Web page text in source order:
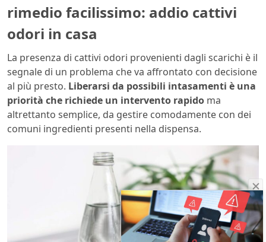
rimedio facilissimo: addio cattivi
odori in casa
La presenza di cattivi odori provenienti dagli scarichi è il
segnale di un problema che va affrontato con decisione
al più presto. Liberarsi da possibili intasamenti è una
priorità che richiede un intervento rapido ma
altrettanto semplice, da gestire comodamente con dei
comuni ingredienti presenti nella dispensa.